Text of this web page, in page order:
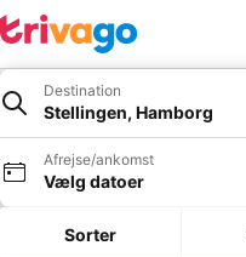
Destination
Stellingen, Hamborg
Afrejse/ankomst
Vælg datoer
Sorter